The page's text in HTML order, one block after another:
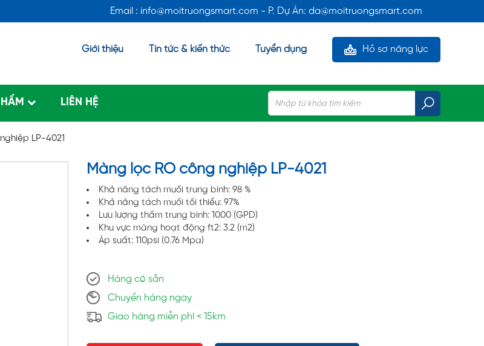
Email : info@moitruongsmart.com - P. Dự Án: da@moitruongsmart.com
Giới thiệu Tin tức & kiến thức Tuyển dụng Hồ sơ năng lực
LIÊN HỆ
LP-4021
Màng lọc RO công nghiệp LP-4021
Khả năng tách muối trung bình: 98 %
Khả năng tách muối tối thiểu: 97%
Lưu lượng thấm trung bình: 1000 (GPD)
Khu vực màng hoạt động ft2: 3.2 (m2)
Áp suất: 110psi (0.76 Mpa)
Hàng có sẵn
Chuyển hàng ngay
Giao hàng miễn phí < 15km